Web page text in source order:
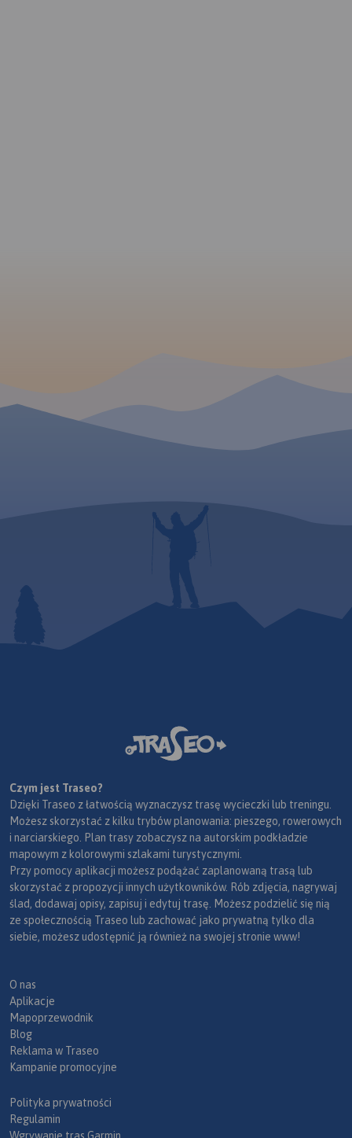
Czym jest Traseo?
Dzięki Traseo z łatwością wyznaczysz trasę wycieczki lub treningu.
Możesz skorzystać z kilku trybów planowania: pieszego, rowerowych
i narciarskiego. Plan trasy zobaczysz na autorskim podkładzie
mapowym z kolorowymi szlakami turystycznymi.
Przy pomocy aplikacji możesz podążać zaplanowaną trasą lub
skorzystać z propozycji innych użytkowników. Rób zdjęcia, nagrywaj
ślad, dodawaj opisy, zapisuj i edytuj trasę. Możesz podzielić się nią
ze społecznością Traseo lub zachować jako prywatną tylko dla
siebie, możesz udostępnić ją również na swojej stronie www!
O nas
Aplikacje
Mapoprzewodnik
Blog
Reklama w Traseo
Kampanie promocyjne
Polityka prywatności
Regulamin
Wgrywanie tras Garmin